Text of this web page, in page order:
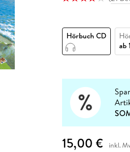
Lernhilfen
Fremdsprachige Bücher
Hörbuch CD
ab
15,00 € inkl.